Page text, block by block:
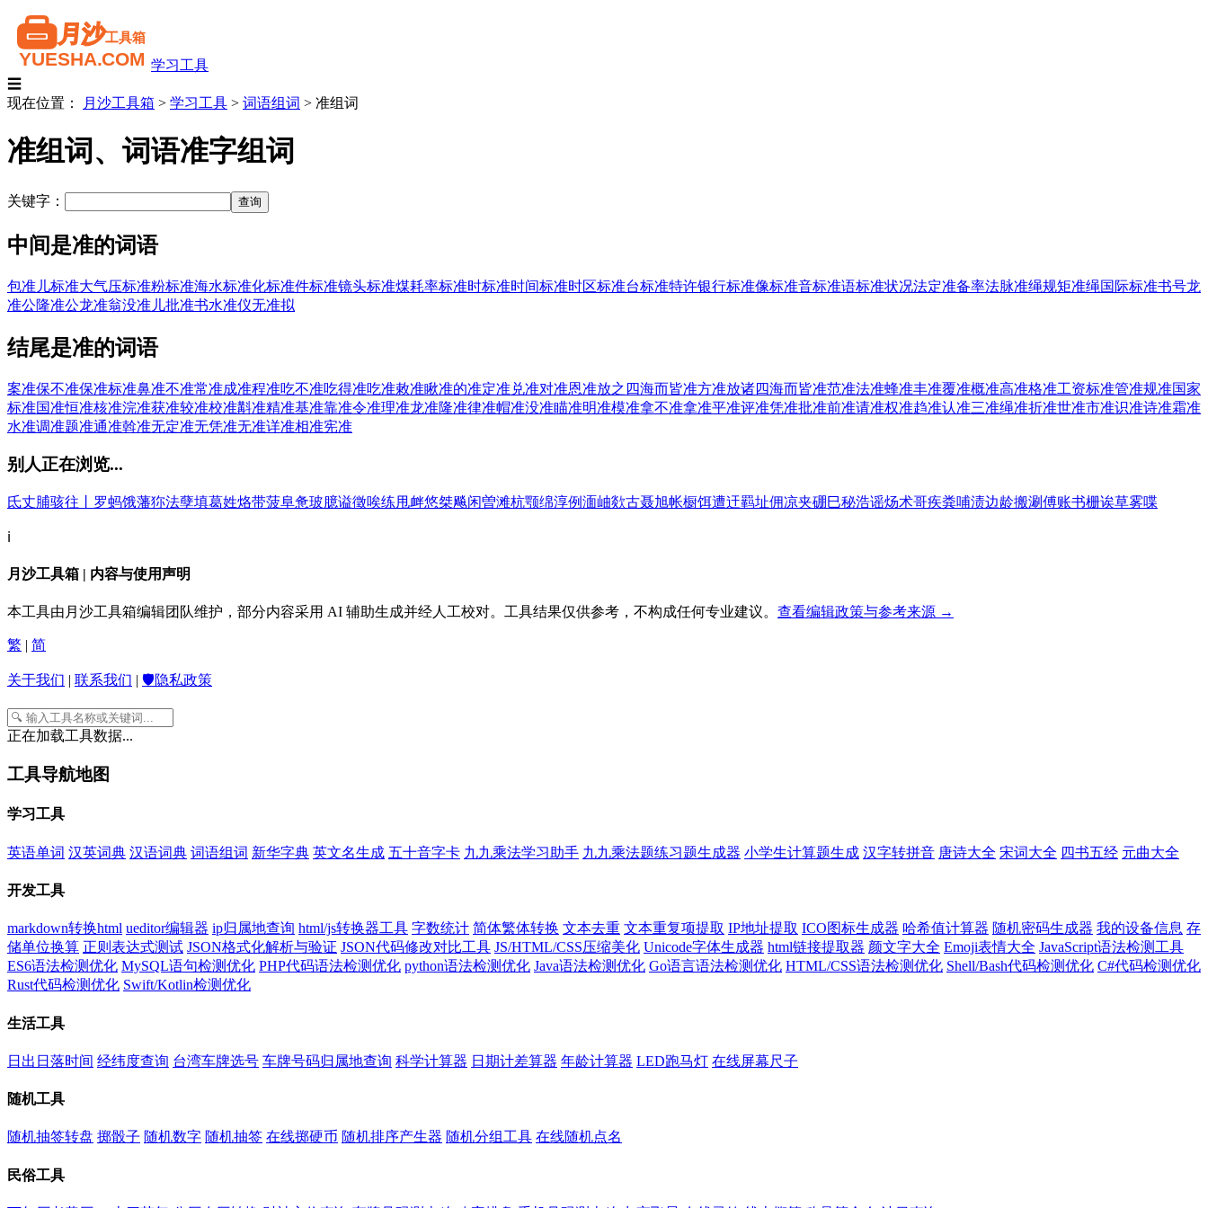
学习工具
☰
现在位置：
月沙工具箱 > 学习工具 > 词语组词 > 准组词
准组词、词语准字组词
关键字：
中间是准的词语
包准儿标准大气压标准粉标准海水标准化标准件标准镜头标准煤耗率标准时标准时间标准时区标准台标准特许银行标准像标准音标准语标准状况法定准备率法脉准绳规矩准绳国际标准书号龙
准公隆准公龙准翁没准儿批准书水准仪无准拟
结尾是准的词语
案准保不准保准标准鼻准不准常准成准程准吃不准吃得准吃准敕准瞅准的准定准兑准对准恩准放之四海而皆准方准放诸四海而皆准范准法准蜂准丰准覆准概准高准格准工资标准管准规准国家
标准国准恒准核准浣准获准较准校准斠准精准基准靠准令准理准龙准隆准律准帽准没准瞄准明准模准拿不准拿准平准评准凭准批准前准请准权准趋准认准三准绳准折准世准市准识准诗准霜准
水准调准题准通准斡准无定准无凭准无准详准相准宪准
别人正在浏览...
氐丈脯骇往 罗蚂饿藩狝法孽填葛姓烙带菠阜惫玻臆谥徵唉练甩衅悠桀飚闲曽滩杭颚绵淳例湎岫欻古聂旭帐橱饵遭迀羁址佣凉夹硼 巳秘浩谣炀术哥疾粪哺渍边龄搬涮傅账书栅诶草雾喋
ℹ️
月沙工具箱 | 内容与使用声明
本工具由月沙工具箱编辑团队维护，部分内容采用 AI 辅助生成并经人工校对。工具结果仅供参考，不构成任何专业建议。 查看编辑政策与参考来源 →
繁 简
关于我们 联系我们 🛡️隐私政策
正在加载工具数据...
工具导航地图
学习工具
英语单词 汉英词典 汉语词典 词语组词 新华字典 英文名生成 五十音字卡 九九乘法学习助手 九九乘法题练习题生成器 小学生计算题生成 汉字转拼音 唐诗大全 宋词大全 四书五经 元曲大全
开发工具
markdown转换html ueditor编辑器 ip归属地查询 html/js转换器工具 字数统计 简体繁体转换 文本去重 文本重复项提取 IP地址提取 ICO图标生成器 哈希值计算器 随机密码生成器 我的设备信息 存
储单位换算 正则表达式测试 JSON格式化解析与验证 JSON代码修改对比工具 JS/HTML/CSS压缩美化 Unicode字体生成器 html链接提取器 颜文字大全 Emoji表情大全 JavaScript语法检测工具
ES6语法检测优化 MySQL语句检测优化 PHP代码语法检测优化 python语法检测优化 Java语法检测优化 Go语言语法检测优化 HTML/CSS语法检测优化 Shell/Bash代码检测优化 C#代码检测优化
Rust代码检测优化 Swift/Kotlin检测优化
生活工具
日出日落时间 经纬度查询 台湾车牌选号 车牌号码归属地查询 科学计算器 日期计差算器 年龄计算器 LED跑马灯 在线屏幕尺子
随机工具
随机抽签转盘 掷骰子 随机数字 随机抽签 在线掷硬币 随机排序产生器 随机分组工具 在线随机点名
民俗工具